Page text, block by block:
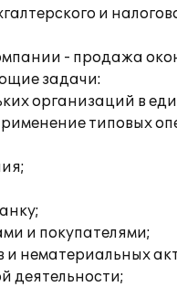
и
- продажа
задачи:
организаций в
типовых
и покупателями;
и нематериальных
деятельности;